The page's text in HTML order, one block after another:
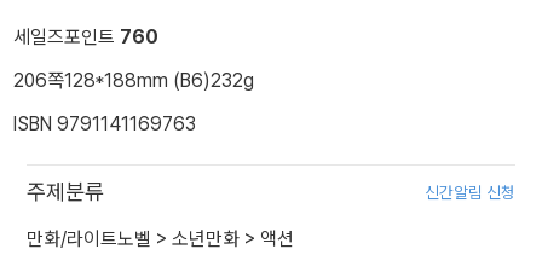
세일즈포인트 760
206쪽128*188mm (B6)232g
ISBN 9791141169763
주제분류 신간알림 신청
만화/라이트노벨 > 소년만화 > 액션